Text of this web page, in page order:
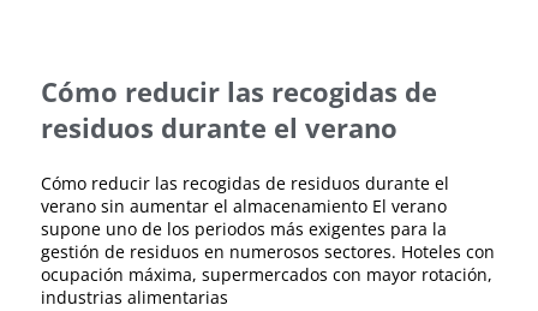
Cómo reducir las recogidas de
residuos durante el verano
Cómo reducir las recogidas de residuos durante el
verano sin aumentar el almacenamiento El verano
supone uno de los periodos más exigentes para la
gestión de residuos en numerosos sectores. Hoteles con
ocupación máxima, supermercados con mayor rotación,
industrias alimentarias